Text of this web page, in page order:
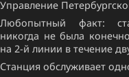
Управление
Любопытный факт:
никогда не была
на 2-й линии в течение
Станция обслуживает